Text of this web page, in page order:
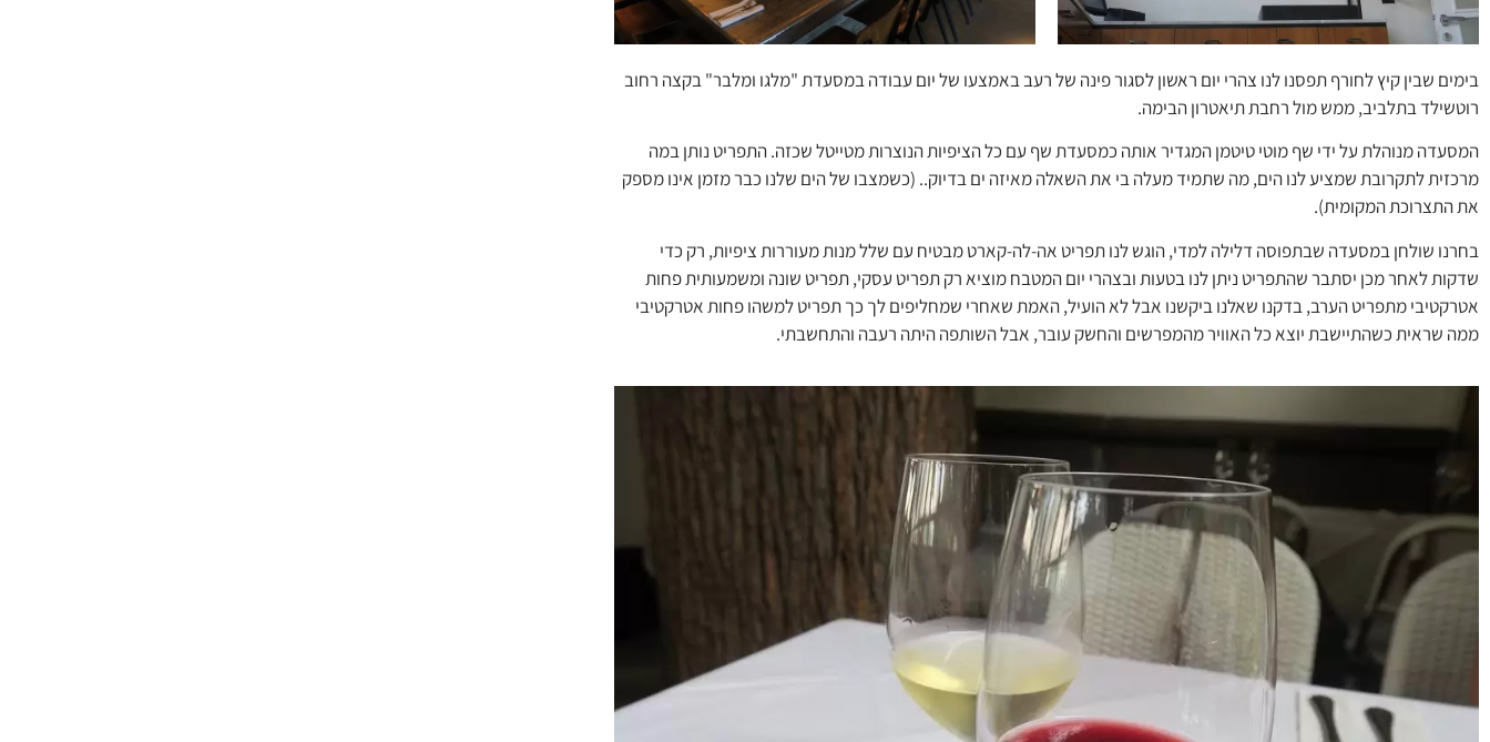
בימים שבין קיץ לחורף תפסנו לנו צהרי יום ראשון לסגור פינה של רעב באמצעו של יום עבודה במסעדת "מלגו ומלבר" בקצה רחוב
רוטשילד בתלביב, ממש מול רחבת תיאטרון הבימה.
המסעדה מנוהלת על ידי שף מוטי טיטמן המגדיר אותה כמסעדת שף עם כל הציפיות הנוצרות מטייטל שכזה. התפריט נותן במה
מרכזית לתקרובת שמציע לנו הים, מה שתמיד מעלה בי את השאלה מאיזה ים בדיוק.. (כשמצבו של הים שלנו כבר מזמן אינו מספק
את התצרוכת המקומית).
בחרנו שולחן במסעדה שבתפוסה דלילה למדי, הוגש לנו תפריט אה-לה-קארט מבטיח עם שלל מנות מעוררות ציפיות, רק כדי
שדקות לאחר מכן יסתבר שהתפריט ניתן לנו בטעות ובצהרי יום המטבח מוציא רק תפריט עסקי, תפריט שונה ומשמעותית פחות
אטרקטיבי מתפריט הערב, בדקנו שאלנו ביקשנו אבל לא הועיל, האמת שאחרי שמחליפים לך כך תפריט למשהו פחות אטרקטיבי
ממה שראית כשהתיישבת יוצא כל האוויר מהמפרשים והחשק עובר, אבל השותפה היתה רעבה והתחשבתי.